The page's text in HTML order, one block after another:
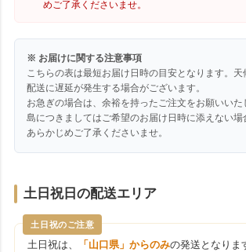
めご了承くださいませ。
※ お届けに関する注意事項
こちらの表は最短お届け日時の目安となります。天
配送に遅延が発生する場合がございます。
お急ぎの場合は、余裕を持ったご注文をお願いい
島につきましてはご希望のお届け日時に添えない場
あらかじめご了承くださいませ。
土日祝日の配送エリア
土日祝のご注意
土日祝は、 「山口県」からのみの発送となりま